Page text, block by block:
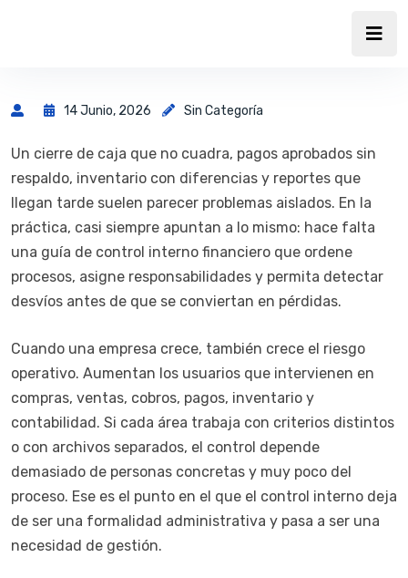
14 Junio, 2026 Sin Categoría
Un cierre de caja que no cuadra, pagos aprobados sin
respaldo, inventario con diferencias y reportes que
llegan tarde suelen parecer problemas aislados. En la
práctica, casi siempre apuntan a lo mismo: hace falta
una guía de control interno financiero que ordene
procesos, asigne responsabilidades y permita detectar
desvíos antes de que se conviertan en pérdidas.
Cuando una empresa crece, también crece el riesgo
operativo. Aumentan los usuarios que intervienen en
compras, ventas, cobros, pagos, inventario y
contabilidad. Si cada área trabaja con criterios distintos
o con archivos separados, el control depende
demasiado de personas concretas y muy poco del
proceso. Ese es el punto en el que el control interno deja
de ser una formalidad administrativa y pasa a ser una
necesidad de gestión.